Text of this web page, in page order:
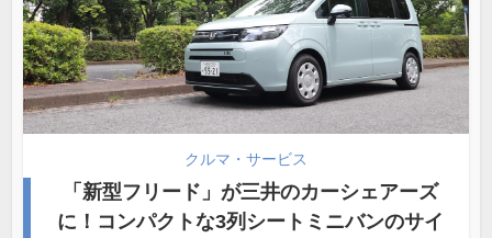
クルマ・サービス
「新型フリード」が三井のカーシェアーズ
に！コンパクトな3列シートミニバンのサイ